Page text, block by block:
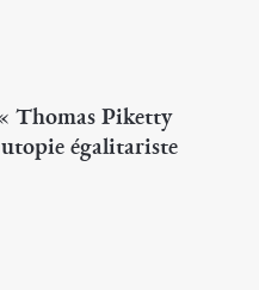
Thomas Piketty
égalitariste